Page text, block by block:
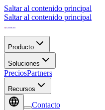
Saltar al contenido principal
Saltar al contenido principal
Producto
Soluciones
PreciosPartners
Recursos
Contacto